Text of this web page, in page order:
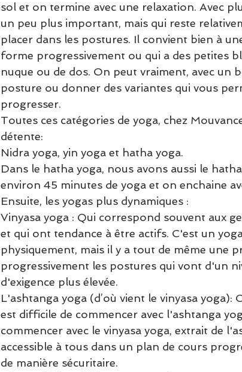
sol et on termine avec une relaxation. Avec
un peu plus important, mais qui reste
placer dans les postures. Il convient bien à
forme progressivement ou qui a des petites
nuque ou de dos. On peut vraiment, avec un
posture ou donner des variantes qui vous
progresser.
Toutes ces catégories de yoga, chez
détente:
Nidra yoga, yin yoga et hatha yoga.
Dans le hatha yoga, nous avons aussi le
environ 45 minutes de yoga et on enchaine
Ensuite, les yogas plus dynamiques :
Vinyasa yoga : Qui correspond souvent aux
et qui ont tendance à être actifs. C'est un
physiquement, mais il y a tout de même une
progressivement les postures qui vont d'un
d'exigence plus élevée.
L'ashtanga yoga (d’où vient le vinyasa
est difficile de commencer avec l'ashtanga
commencer avec le vinyasa yoga, extrait de
accessible à tous dans un plan de cours
de manière sécuritaire.